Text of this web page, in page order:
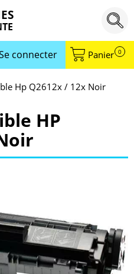
connecter Panier 0
Hp Q2612x / 12x Noir
HP